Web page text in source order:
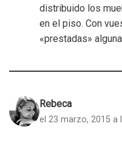
distribuido los
en el piso. Con
«prestadas»
Rebeca
el 23 marzo, 2015 a